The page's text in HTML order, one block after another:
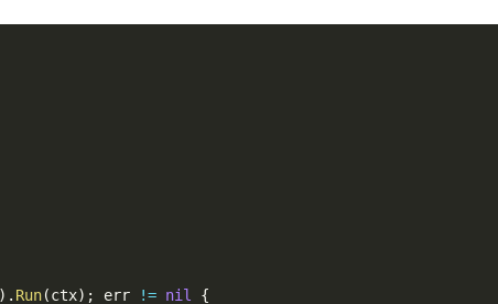
) . Run(ctx) ; err != nil
{